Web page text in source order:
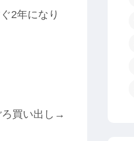
2年になり
ろ買い出し→